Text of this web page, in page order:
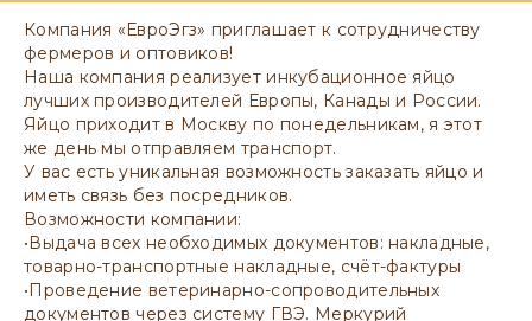
Компания «ЕвроЭгз» приглашает к сотрудничеству
фермеров и оптовиков!
Наша компания реализует инкубационное яйцо
лучших производителей Европы, Канады и России.
Яйцо приходит в Москву по понедельникам, я этот
же день мы отправляем транспорт.
У вас есть уникальная возможность заказать яйцо и
иметь связь без посредников.
Возможности компании:
•Выдача всех необходимых документов: накладные,
товарно-транспортные накладные, счёт-фактуры
•Проведение ветеринарно-сопроводительных
документов через систему ГВЭ. Меркурий